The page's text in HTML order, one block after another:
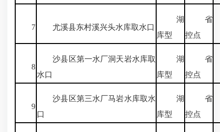
7 尤溪县东村溪兴头水库取水口
湖
库型
省
控点
8
沙县区第一水厂洞天岩水库取
水口
湖
库型
省
控点
9
沙县区第三水厂马岩水库取水
口
湖
库型
省
控点